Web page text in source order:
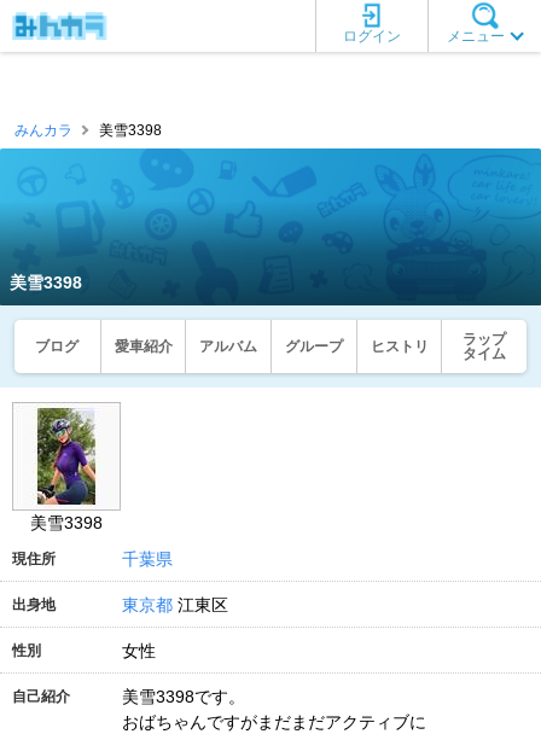
メニュー
ログイン
みんカラ 美雪3398
美雪3398
ブログ 愛車紹介 アルバム グループ ヒストリ
ラップ
タイム
美雪3398
現住所 千葉県
出身地 東京都 江東区
性別 女性
自己紹介
美雪3398です。
おばちゃんですがまだまだアクティブに